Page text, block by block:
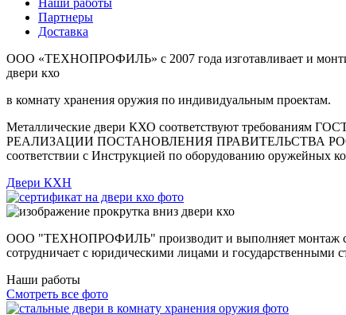
Наши работы
Партнеры
Доставка
ООО «ТЕХНОПРОФИЛЬ» с 2007 года изготавливает и
двери кхо
в комнату хранения оружия по индивидуальным проектам.
Металлические двери КХО соответствуют требованиям
РЕАЛИЗАЦИИ ПОСТАНОВЛЕНИЯ ПРАВИТЕЛЬСТВА
соответствии с Инструкцией по оборудованию оружейных
Двери КХН
ООО "ТЕХНОПРОФИЛЬ" производит и выполняет монтаж
сотрудничает с юридическими лицами и государственными
Наши работы
Смотреть все фото